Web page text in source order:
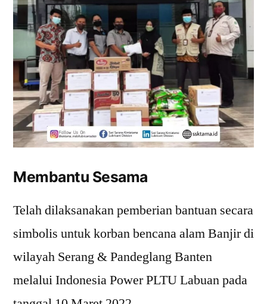
Membantu Sesama
Telah dilaksanakan pemberian bantuan secara
simbolis untuk korban bencana alam Banjir di
wilayah Serang & Pandeglang Banten
melalui Indonesia Power PLTU Labuan pada